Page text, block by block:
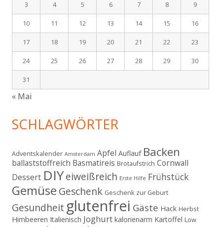
3 4 5 6 7 8 9
10 11 12 13 14 15 16
17 18 19 20 21 22 23
24 25 26 27 28 29 30
31
« Mai
SCHLAGWÖRTER
Adventskalender Amsterdam Apfel Auflauf Backen
ballaststoffreich Basmatireis Brotaufstrich Cornwall
Dessert DIYeiweißreich Erste Hilfe Frühstück
Gemüse Geschenk Geschenk zur Geburt
Gesundheit glutenfrei Gäste Hack Herbst
Himbeeren Italienisch Joghurt kalorienarm Kartoffel Low